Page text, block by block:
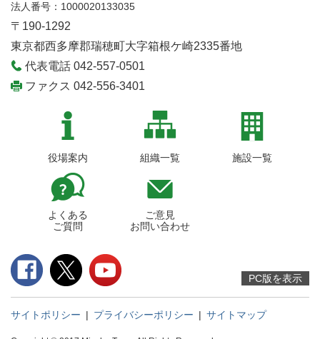
法人番号：1000020133035
〒190-1292
東京都西多摩郡瑞穂町大字箱根ケ崎2335番地
代表電話 042-557-0501
ファクス 042-556-3401
役場案内 組織一覧 施設一覧
よくある
ご質問
ご意見
お問い合わせ
サイトポリシー | プライバシーポリシー | サイトマップ
PC版を表示